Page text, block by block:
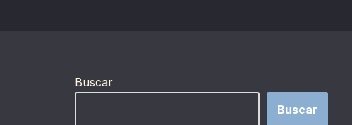
Buscar
Buscar